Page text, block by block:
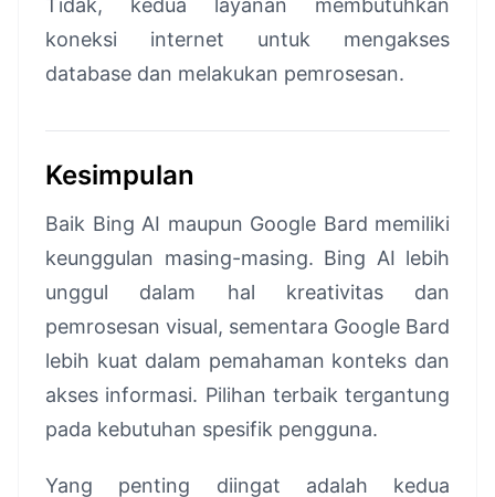
Tidak, kedua layanan membutuhkan
koneksi internet untuk mengakses
database dan melakukan pemrosesan.
Kesimpulan
Baik Bing AI maupun Google Bard memiliki
keunggulan masing-masing. Bing AI lebih
unggul dalam hal kreativitas dan
pemrosesan visual, sementara Google Bard
lebih kuat dalam pemahaman konteks dan
akses informasi. Pilihan terbaik tergantung
pada kebutuhan spesifik pengguna.
Yang penting diingat adalah kedua